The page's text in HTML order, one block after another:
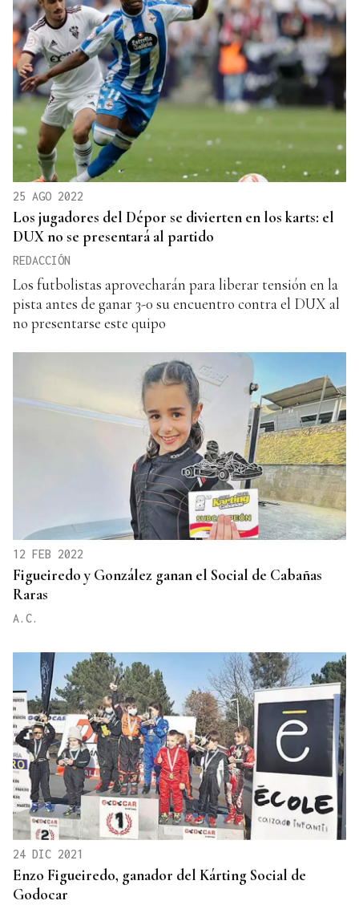
25 AGO 2022
Los jugadores del Dépor se divierten en los karts: el
DUX no se presentará al partido
REDACCIÓN
Los futbolistas aprovecharán para liberar tensión en la
pista antes de ganar 3-0 su encuentro contra el DUX al
no presentarse este quipo
12 FEB 2022
Figueiredo y González ganan el Social de Cabañas
Raras
A.C.
24 DIC 2021
Enzo Figueiredo, ganador del Kárting Social de
Godocar